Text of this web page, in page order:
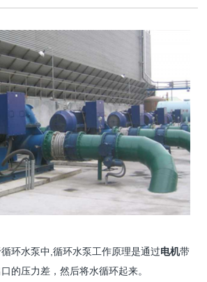
环水泵中,循环水泵工作原理是通过电机带
的压力差，然后将水循环起来。